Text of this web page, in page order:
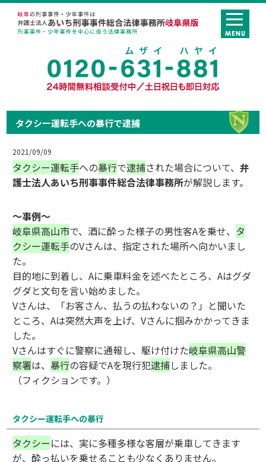
タクシー運転手への暴行で逮捕
2021/09/09
タクシー運転手への暴行で逮捕された場合について、弁
護士法人あいち刑事事件総合法律事務所が解説します。
～事例～
岐阜県高山市で、酒に酔った様子の男性客Aを乗せ、 タ
クシー運転手のVさんは、指定された場所へ向かいまし
た。
目的地に到着し、Aに乗車料金を述べたところ、Aはグダ
グダと文句を言い始めました。
Vさんは、「お客さん、払うの払わないの？」と聞いた
ところ、Aは突然大声を上げ、Vさんに掴みかかってきま
した。
Vさんはすぐに警察に通報し、駆け付けた岐阜県高山警
察署は、 暴行の容疑でAを現行犯逮捕しました。
（フィクションです。）
タクシー運転手への暴行
タクシーには、実に多種多様な客層が乗車してきます
が、酔っ払いを乗せることも少なくありません。